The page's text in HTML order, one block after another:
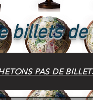
billets de
PAS DE